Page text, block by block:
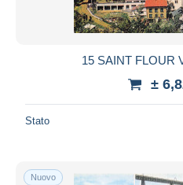
15 SAINT FLOUR
±
Stato
Nuovo